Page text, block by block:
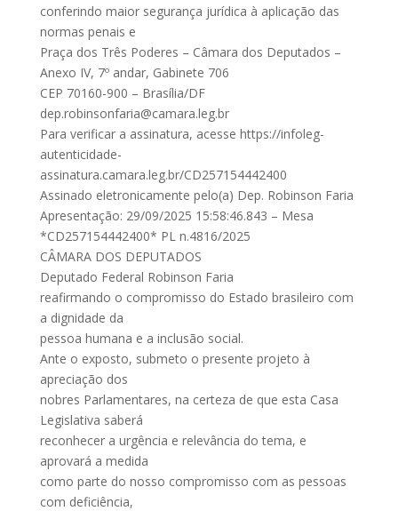
conferindo maior segurança jurídica à aplicação das
normas penais e
Praça dos Três Poderes – Câmara dos Deputados –
Anexo IV, 7º andar, Gabinete 706
CEP 70160-900 – Brasília/DF
dep.robinsonfaria@camara.leg.br
Para verificar a assinatura, acesse https://infoleg-
autenticidade-
assinatura.camara.leg.br/CD257154442400
Assinado eletronicamente pelo(a) Dep. Robinson Faria
Apresentação: 29/09/2025 15:58:46.843 – Mesa
*CD257154442400* PL n.4816/2025
CÂMARA DOS DEPUTADOS
Deputado Federal Robinson Faria
reafirmando o compromisso do Estado brasileiro com
a dignidade da
pessoa humana e a inclusão social.
Ante o exposto, submeto o presente projeto à
apreciação dos
nobres Parlamentares, na certeza de que esta Casa
Legislativa saberá
reconhecer a urgência e relevância do tema, e
aprovará a medida
como parte do nosso compromisso com as pessoas
com deficiência,